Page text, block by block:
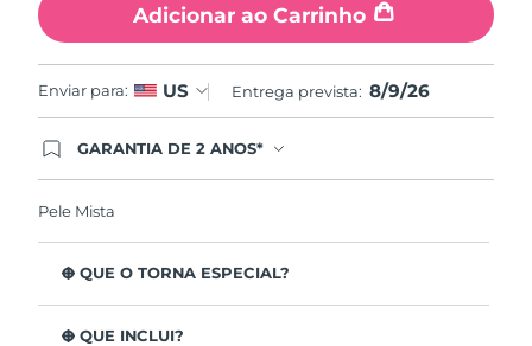
Adicionar ao Carrinho
Enviar para: US Entrega prevista: 8/9/26
GARANTIA DE 2 ANOS*
significa que se você tiver qualquer problema até
produto gratuitamente.*exceto pelo Luna FOFO
e Luna Play plus cuja garantia é de 90 dias.
Pele Mista
O QUE O TORNA ESPECIAL?
impurezas, sebo e resíduos de maquilhagem da pele.
O QUE INCLUI?